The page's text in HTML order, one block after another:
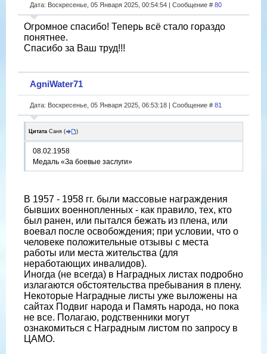
Дата: Воскресенье, 05 Января 2025, 00:54:54 | Сообщение # 80
Огромное спасибо! Теперь всё стало гораздо
понятнее.
Спасибо за Ваш труд!!!
AgniWater71
Дата: Воскресенье, 05 Января 2025, 06:53:18 | Сообщение # 81
Цитата Саня ( )
08.02.1958
Медаль «За боевые заслуги»
В 1957 - 1958 гг. были массовые награждения
бывших военнопленных - как правило, тех, кто
был ранен, или пытался бежать из плена, или
воевал после освобождения; при условии, что о
человеке положительные отзывы с места
работы или места жительства (для
неработающих инвалидов).
Иногда (не всегда) в Наградных листах подробно
излагаются обстоятельства пребывания в плену.
Некоторые Наградные листы уже выложены на
сайтах Подвиг народа и Память народа, но пока
не все. Полагаю, родственники могут
ознакомиться с Наградным листом по запросу в
ЦАМО.